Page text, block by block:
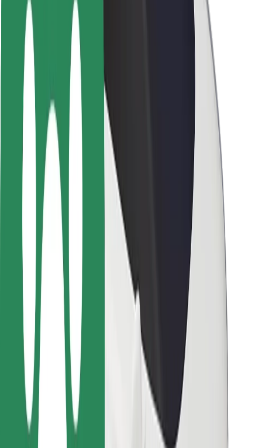
Безпека пасажирів
Безпека водіїв
Безпека електросамокатів
Лабораторія безпеки
Міста
Розташування
Міські рішення
Аеропорти
Зарядні станції Bolt
Підтримка
Для пасажирів
Для водіїв
Для кур'єрів
Доставка Bolt Food
Для власників автопарків
Для ресторанів
Bolt for Business
Інше
Постачальникам
Правила та Умови